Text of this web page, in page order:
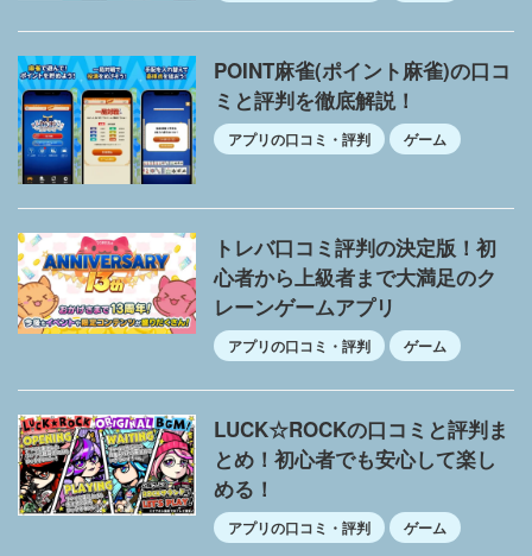
POINT麻雀(ポイント麻雀)の口コ
ミと評判を徹底解説！
アプリの口コミ・評判 ゲーム
トレバ口コミ評判の決定版！初
心者から上級者まで大満足のク
レーンゲームアプリ
アプリの口コミ・評判 ゲーム
LUCK☆ROCKの口コミと評判ま
とめ！初心者でも安心して楽し
める！
アプリの口コミ・評判 ゲーム